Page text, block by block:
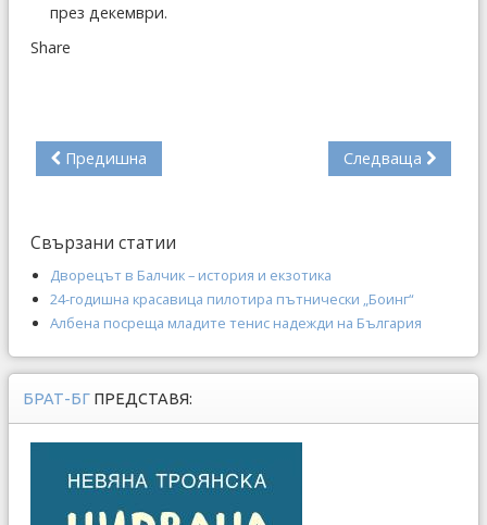
през декември.
Share
Предишна Следваща
Свързани статии
Дворецът в Балчик – история и екзотика
24-годишна красавица пилотира пътнически „Боинг“
Албена посреща младите тенис надежди на България
БРАТ-БГ ПРЕДСТАВЯ: